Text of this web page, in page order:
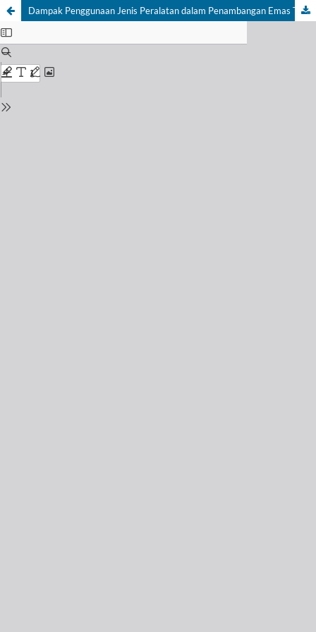
Dampak Penggunaan Jenis Peralatan dalam Penambangan Emas Tanpa Izin (PETI) terhadap Tingkat Pencemaran Air Sungai